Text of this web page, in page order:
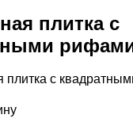
плитка с
рифами